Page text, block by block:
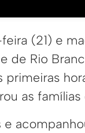
(21) e
de Rio
primeiras
as famílias